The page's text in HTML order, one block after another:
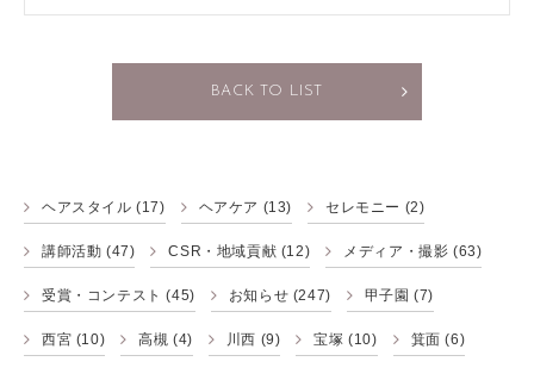
BACK TO LIST
ヘアスタイル (17) ヘアケア (13) セレモニー (2)
講師活動 (47) CSR・地域貢献 (12) メディア・撮影 (63)
受賞・コンテスト (45) お知らせ (247) 甲子園 (7)
西宮 (10) 高槻 (4) 川西 (9) 宝塚 (10) 箕面 (6)